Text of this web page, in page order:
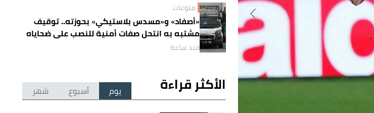
منوعات
«أصفاد» و«مسدس بلاستيكي» بحوزته.. توقيف
مشتبه به انتحل صفات أمنية للنصب على ضحاياه
منذ ساعة
الأكثر قراءة يوم أسبوع شهر